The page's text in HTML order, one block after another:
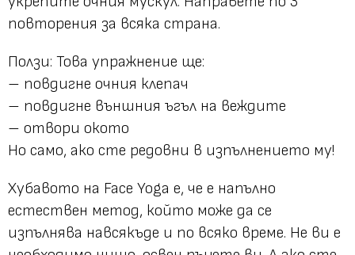
повторения за всяка страна.
Ползи: Това упражнение ще:
– повдигне очния клепач
– повдигне външния ъгъл на веждите
– отвори окото
Но само, ако сте редовни в изпълнението му!
Хубавото на Face Yoga е, че е напълно
естествен метод, който може да се
изпълнява навсякъде и по всяко време. Не ви е